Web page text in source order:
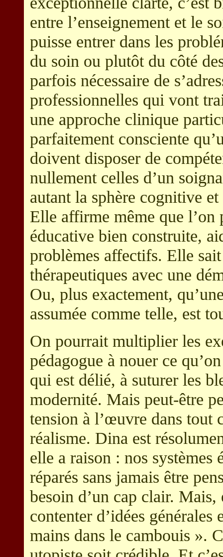
entre l’enseignement et le
puisse entrer dans les
du soin ou plutôt du côté
parfois nécessaire de
professionnelles qui vont
une approche clinique
parfaitement consciente
doivent disposer de
nullement celles d’un
autant la sphère cognitive
Elle affirme même que
éducative bien construite,
problèmes affectifs. Elle
thérapeutiques avec une
Ou, plus exactement,
assumée comme telle, est
On pourrait multiplier les
pédagogue à nouer ce
qui est délié, à suturer les
modernité. Mais peut-être
tension à l’œuvre dans tout
réalisme. Dina est
elle a raison : nos systèmes
réparés sans jamais être
besoin d’un cap clair. Mais,
contenter d’idées
mains dans le cambouis ».